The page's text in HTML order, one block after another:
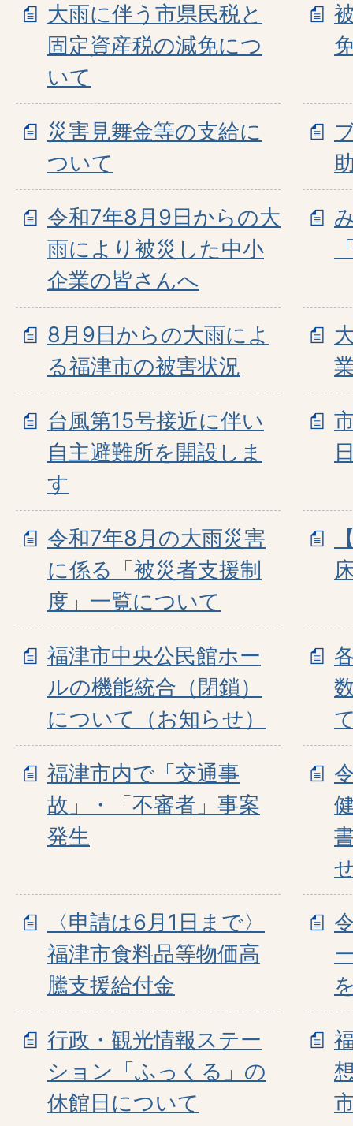
大雨に伴う市県民税と
固定資産税の減免につ
いて
災害見舞金等の支給に
ついて
令和7年8月9日からの大
雨により被災した中小
企業の皆さんへ
8月9日からの大雨によ
る福津市の被害状況
台風第15号接近に伴い
自主避難所を開設しま
す
令和7年8月の大雨災害
に係る「被災者支援制
度」一覧について
福津市中央公民館ホー
ルの機能統合（閉鎖）
について（お知らせ）
福津市内で「交通事
故」・「不審者」事案
発生
〈申請は6月1日まで〉
福津市食料品等物価高
騰支援給付金
行政・観光情報ステー
ション「ふっくる」の
休館日について